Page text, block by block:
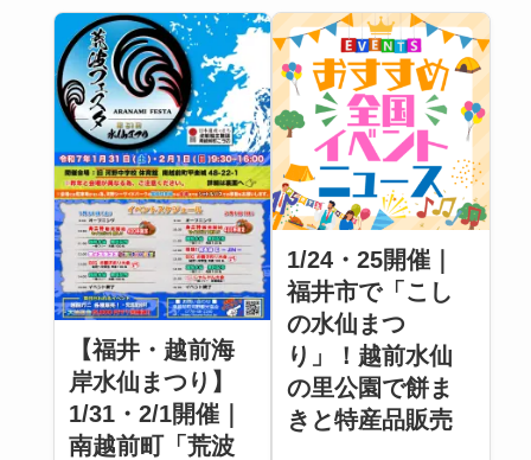
【福井・越前海
岸水仙まつり】
1/31・2/1開催｜
南越前町「荒波
1/24・25開催｜
福井市で「こし
の水仙まつ
り」！越前水仙
の里公園で餅ま
きと特産品販売